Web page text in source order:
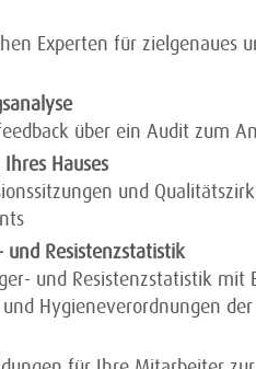
Experten für zielgenaues
über ein Audit zum
Hauses
und
und Resistenzstatistik
und Resistenzstatistik mit
Hygieneverordnungen